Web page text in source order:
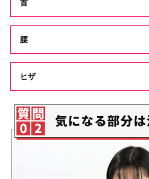
首
腰
ヒザ